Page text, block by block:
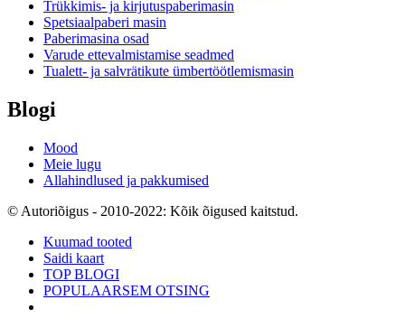
Trükkimis- ja kirjutuspaberimasin
Spetsiaalpaberi masin
Paberimasina osad
Varude ettevalmistamise seadmed
Tualett- ja salvrätikute ümbertöötlemismasin
Blogi
Mood
Meie lugu
Allahindlused ja pakkumised
© Autoriõigus - 2010-2022: Kõik õigused kaitstud.
Kuumad tooted
Saidi kaart
TOP BLOGI
POPULAARSEM OTSING